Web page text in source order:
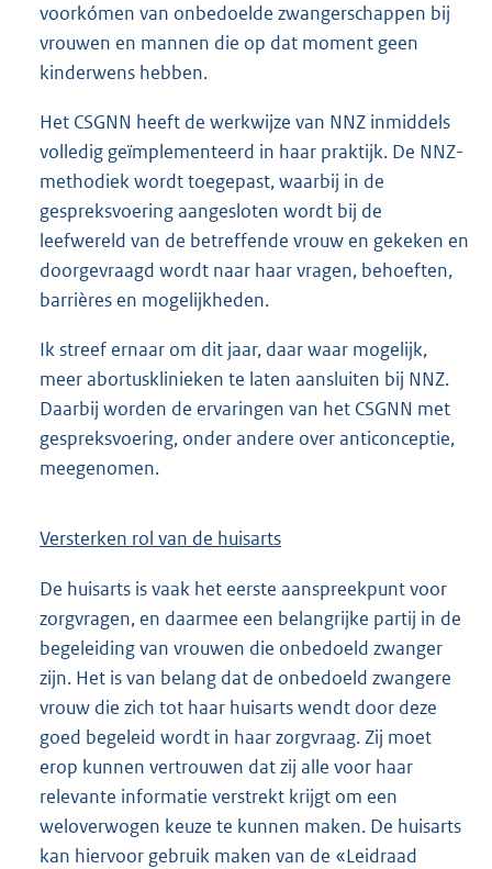
voorkómen van onbedoelde zwangerschappen bij
vrouwen en mannen die op dat moment geen
kinderwens hebben.
Het CSGNN heeft de werkwijze van NNZ inmiddels
volledig geïmplementeerd in haar praktijk. De NNZ-
methodiek wordt toegepast, waarbij in de
gespreksvoering aangesloten wordt bij de
leefwereld van de betreffende vrouw en gekeken en
doorgevraagd wordt naar haar vragen, behoeften,
barrières en mogelijkheden.
Ik streef ernaar om dit jaar, daar waar mogelijk,
meer abortusklinieken te laten aansluiten bij NNZ.
Daarbij worden de ervaringen van het CSGNN met
gespreksvoering, onder andere over anticonceptie,
meegenomen.
Versterken rol van de huisarts
De huisarts is vaak het eerste aanspreekpunt voor
zorgvragen, en daarmee een belangrijke partij in de
begeleiding van vrouwen die onbedoeld zwanger
zijn. Het is van belang dat de onbedoeld zwangere
vrouw die zich tot haar huisarts wendt door deze
goed begeleid wordt in haar zorgvraag. Zij moet
erop kunnen vertrouwen dat zij alle voor haar
relevante informatie verstrekt krijgt om een
weloverwogen keuze te kunnen maken. De huisarts
kan hiervoor gebruik maken van de «Leidraad